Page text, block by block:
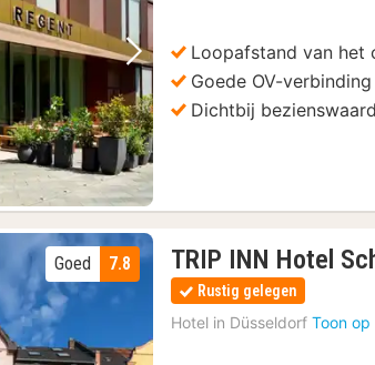
Volgende foto
Loopafstand van het
Goede OV-verbinding
Dichtbij
7.8
Goed TRIP INN Hotel
Rustig gelegen
Hotel in Düsseldorf Toon